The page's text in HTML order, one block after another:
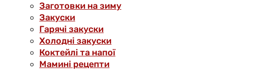
Заготовки на зиму
Закуски
Гарячі закуски
Холодні закуски
Коктейлі та напої
Мамині рецепти